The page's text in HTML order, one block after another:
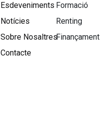
Esdeveniments
Notícies
Sobre Nosaltres​
Contacte
Formació
Renting
Finançament